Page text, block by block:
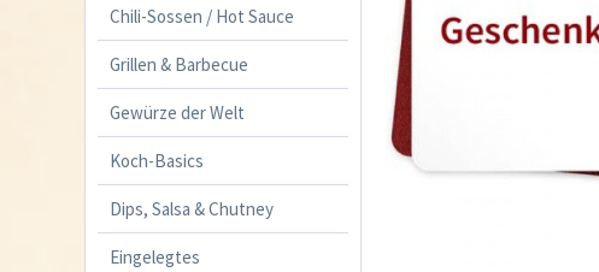
Chili-Sossen / Hot Sauce
Grillen & Barbecue
Gewürze der Welt
Koch-Basics
Dips, Salsa & Chutney
Eingelegtes